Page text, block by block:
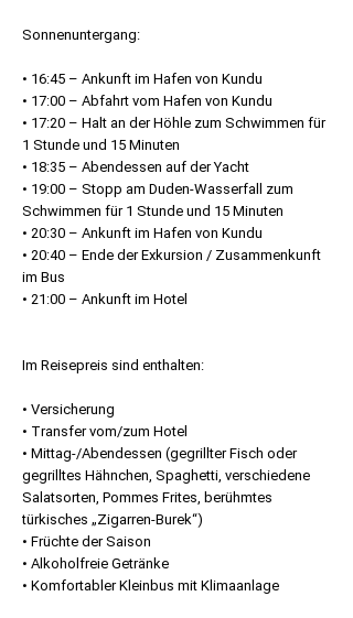
Sonnenuntergang:
• 16:45 – Ankunft im Hafen von Kundu
• 17:00 – Abfahrt vom Hafen von Kundu
• 17:20 – Halt an der Höhle zum Schwimmen für
1 Stunde und 15 Minuten
• 18:35 – Abendessen auf der Yacht
• 19:00 – Stopp am Duden-Wasserfall zum
Schwimmen für 1 Stunde und 15 Minuten
• 20:30 – Ankunft im Hafen von Kundu
• 20:40 – Ende der Exkursion / Zusammenkunft
im Bus
• 21:00 – Ankunft im Hotel
Im Reisepreis sind enthalten:
• Versicherung
• Transfer vom/zum Hotel
• Mittag-/Abendessen (gegrillter Fisch oder
gegrilltes Hähnchen, Spaghetti, verschiedene
Salatsorten, Pommes Frites, berühmtes
türkisches „Zigarren-Burek“)
• Früchte der Saison
• Alkoholfreie Getränke
• Komfortabler Kleinbus mit Klimaanlage